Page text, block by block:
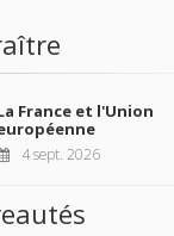
France et l'Union
4 sept. 2026